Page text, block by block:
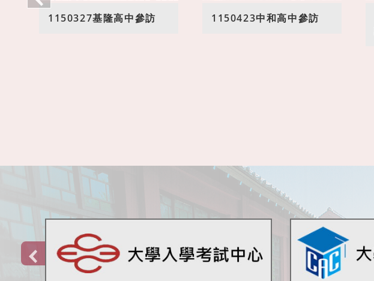
1150327基隆高中參訪 1150423中和高中參訪